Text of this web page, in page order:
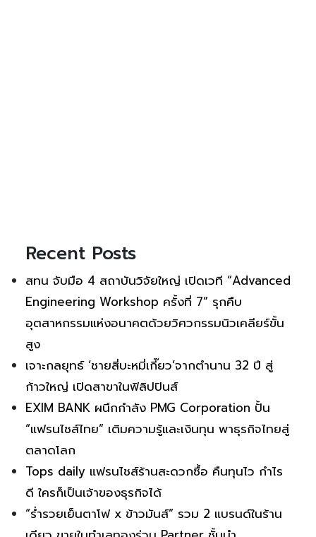
Recent Posts
สทน จับมือ 4 สถาบันวิจัยใหญ่ เปิดเวที “Advanced
Engineering Workshop ครั้งที่ 7” รุกคืบ
อุตสาหกรรมแห่งอนาคตด้วยวิศวกรรมนิวเคลียร์ขั้น
สูง
เจาะกลยุทธ์ ‘ชายสี่บะหมี่เกี๊ยว’จากตำนาน 32 ปี สู่
ก้าวใหญ่ เปิดสาขาในฟิลิปปินส์
EXIM BANK ผนึกกำลัง PMG Corporation ปั้น
“แฟรนไชส์ไทย” เติมความรู้และเงินทุน พาธุรกิจไทยสู่
ตลาดโลก
Tops daily แฟรนไชส์ร้านสะดวกซื้อ คืนทุนไว กำไร
ดี ใครก็เป็นเจ้าของธุรกิจได้
“ร่ำรวยเย็นตาโฟ x ข้าวมันส์” รวม 2 แบรนด์ในร้าน